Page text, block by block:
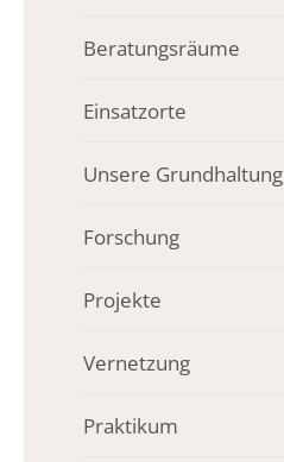
Beratungsräume
Einsatzorte
Unsere Grundhaltung
Forschung
Projekte
Vernetzung
Praktikum